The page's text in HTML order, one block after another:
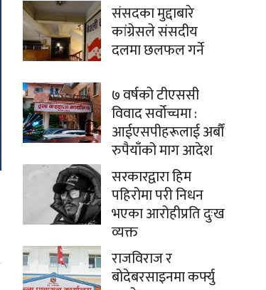
संसदका मुद्दाबारे
कांग्रेसले संसदीय
दलमा छलफल गर्ने
७ वर्षको टीएससी
विवाद सर्वोच्चमा :
आईएसपीहरूलाई अर्बौं
रुपैयाँको माग आदेश
सरकारद्वारा हिम
पहिरोमा परी निधन
भएका आरोहीप्रति दुःख
व्यक्त
राजविराज र
बोदेबरसाइनमा कर्फ्यु